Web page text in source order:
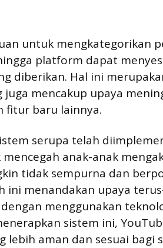
untuk mengkategorikan
platform dapat
diberikan. Hal ini
juga mencakup upaya
fitur baru lainnya.
serupa telah
anak-anak
tidak sempurna dan
ini menandakan upaya
menggunakan
sistem ini,
lebih aman dan sesuai bagi